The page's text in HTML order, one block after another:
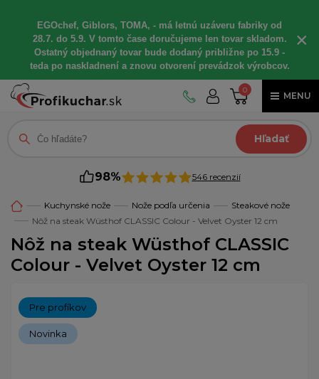
EGOchef, Giblors, TOMA, - má letnú uzáveru fabriky od
28.7. do 5.9. V tomto čase doručujeme len tovar skladom.
Ostatný objednaný tovar bude dodaný približne po 15.9 -
teda po naskladnení a znovu otvorení prevádzok výrobcov.
×
0
MENU
Hľadať
98% 546 recenzií
Kuchynské nože Nože podľa určenia
Steakové nože
Nôž na steak Wüsthof CLASSIC Colour - Velvet Oyster 12 cm
Nôž na steak Wüsthof CLASSIC
Colour - Velvet Oyster 12 cm
Pre profíkov
Novinka